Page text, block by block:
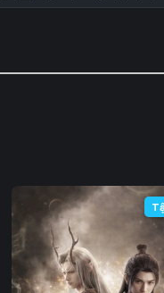
Tập 106
Tập 113
Tập 120